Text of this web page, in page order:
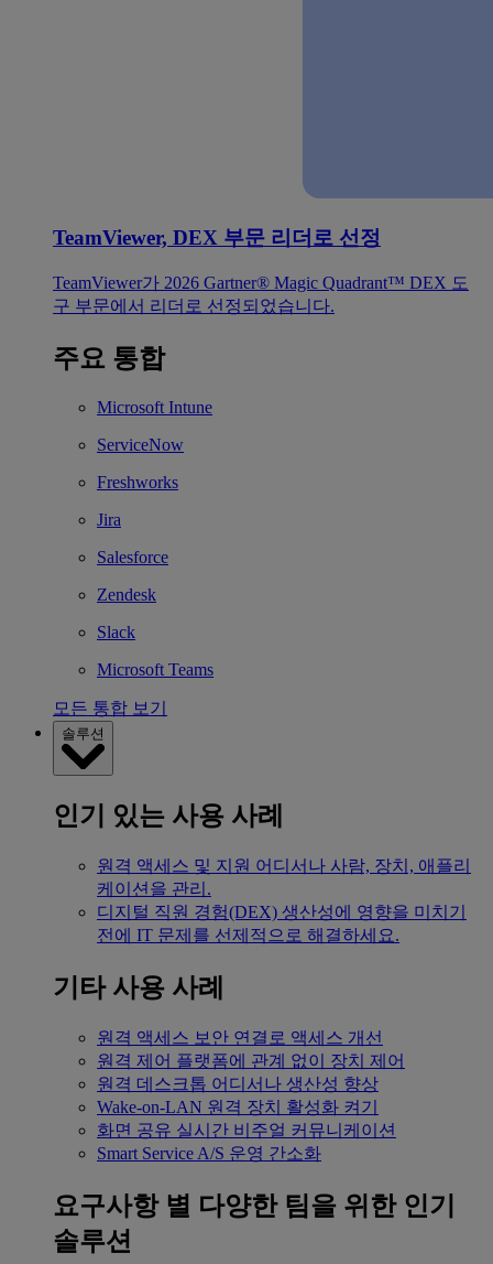
TeamViewer, DEX 부문 리더로 선정
TeamViewer가 2026 Gartner® Magic Quadrant™ DEX 도
구 부문에서 리더로 선정되었습니다.
주요 통합
Microsoft Intune
ServiceNow
Freshworks
Jira
Salesforce
Zendesk
Slack
Microsoft Teams
모든 통합 보기
솔루션
인기 있는 사용 사례
원격 액세스 및 지원 어디서나 사람, 장치, 애플리
케이션을 관리.
디지털 직원 경험(DEX) 생산성에 영향을 미치기
전에 IT 문제를 선제적으로 해결하세요.
기타 사용 사례
원격 액세스 보안 연결로 액세스 개선
원격 제어 플랫폼에 관계 없이 장치 제어
원격 데스크톱 어디서나 생산성 향상
Wake-on-LAN 원격 장치 활성화 켜기
화면 공유 실시간 비주얼 커뮤니케이션
Smart Service A/S 운영 간소화
요구사항 별 다양한 팀을 위한 인기
솔루션